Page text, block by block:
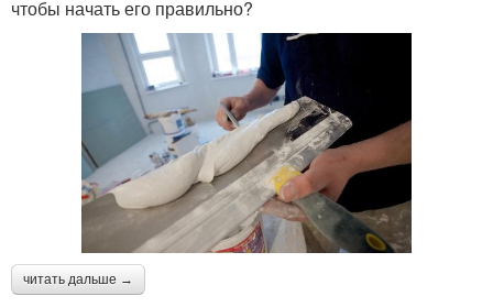
чтобы начать его правильно?
читать дальше →